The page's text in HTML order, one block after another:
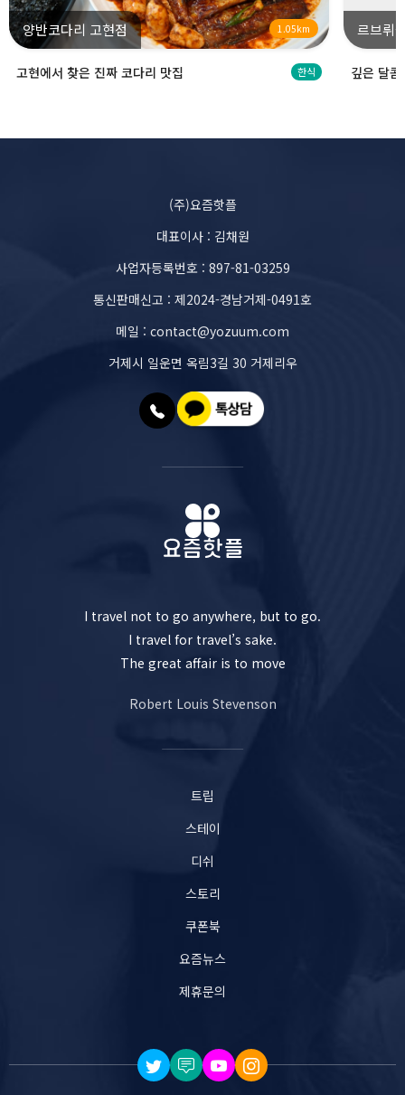
양반코다리 고현점 1.05km
고현에서 찾은 진짜 코다리 맛집 한식
르브뤼
깊은 달
(주)요즘핫플
대표이사 : 김채원
사업자등록번호 : 897-81-03259
통신판매신고 : 제2024-경남거제-0491호
메일 : contact@yozuum.com
거제시 일운면 옥림3길 30 거제리우
I travel not to go anywhere, but to go.
I travel for travel’s sake.
The great affair is to move
Robert Louis Stevenson
트립
스테이
디쉬
스토리
쿠폰북
요즘뉴스
제휴문의